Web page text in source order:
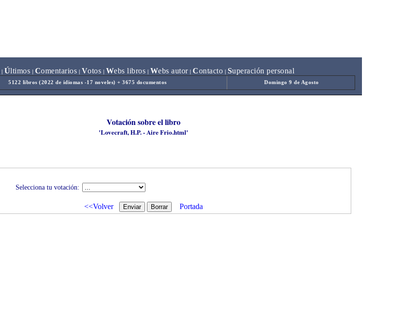
Últimos Comentarios Votos Webs libros Webs autor| Contacto Superación personal
5122 libros (2022 de idiomas -17 noveles) + 3675 documentos Domingo 9 de Agosto
Votación sobre el libro
'Lovecraft, H.P. - Aire Frio.html'
Selecciona tu votación:
<<Volver Portada